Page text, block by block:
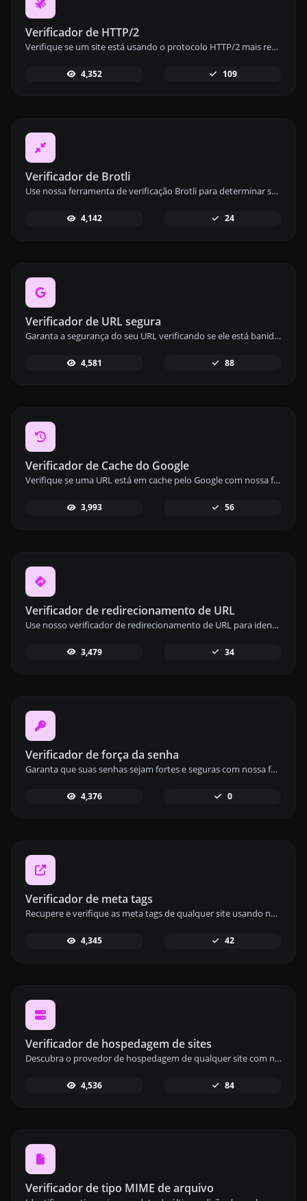
Verificador de HTTP/2
Verifique se um site está usando o protocolo HTTP/2 mais recente com nossa ferramenta de verificação HTTP/2 e garanta desempenho ideal.
4,352 109
Verificador de Brotli
Use nossa ferramenta de verificação Brotli para determinar se um site utiliza o algoritmo de compressão Brotli para maior velocidade.
4,142 24
Verificador de URL segura
Garanta a segurança do seu URL verificando se ele está banido ou marcado como seguro/inseguro pelo Google com nossa ferramenta de verificação de URL seguro.
4,581 88
Verificador de Cache do Google
Verifique se uma URL está em cache pelo Google com nossa ferramenta de verificação de cache do Google e monitore o status de indexação do seu site.
3,993 56
Verificador de redirecionamento de URL
Use nosso verificador de redirecionamento de URL para identificar redirecionamentos 301 e 302 para um URL específico, verificando até 10 redirecionamentos.
3,479 34
Verificador de força da senha
Garanta que suas senhas sejam fortes e seguras com nossa ferramenta de verificação de força de senha, oferecendo feedback detalhado.
4,376 0
Verificador de meta tags
Recupere e verifique as meta tags de qualquer site usando nossa ferramenta de verificação de meta tags para otimizar seu SEO.
4,345 42
Verificador de hospedagem de sites
Descubra o provedor de hospedagem de qualquer site com nossa ferramenta de verificação de hospedagem, que fornece informações detalhadas de hospedagem.
4,536 84
Verificador de tipo MIME de arquivo